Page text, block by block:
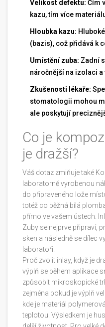
Velikost defektu: Čím
kazu, tím více
Hloubka kazu:
(bazis), což přidává k
Umístění zuba: Zadní
náročnější na izolaci a
Zkušenosti lékaře:
stomatologii mohou
ale poskytují
Co je
je dražší?
Váš dotaz zmiňuje také
laboratorně vyrobenou
do připraveného lože
totéž co běžná bílá
přímo ve vašem ústech.
Zuby se nejprve připraví,
sken a následně se dílec
laboratoři.
Proč zvolit inlay, když je
výplň se během aplikace
způsobit mikroskopické
zejména pokud je výplň
kde je materiál
teplotou. Výsledkem je